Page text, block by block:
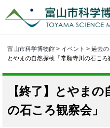
富山市科学博物館 > イベント > 過去の
とやまの自然探検「常願寺川の石ころ
とやまの
の石ころ観察会」